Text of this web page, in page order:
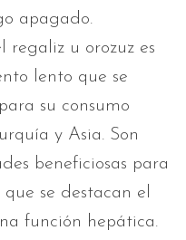
apagado.
regaliz u orozuz es
lento que se
su consumo
y Asia. Son
beneficiosas para
se destacan el
función hepática.